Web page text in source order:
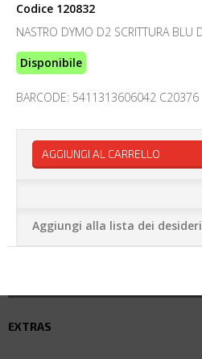
Codice 120832
NASTRO DYMO D2 SCRITTURA
Disponibile
BARCODE: 5411313606042 C20376
AGGIUNGI AL CARRELLO
Aggiungi alla lista dei desideri
EXTRAS